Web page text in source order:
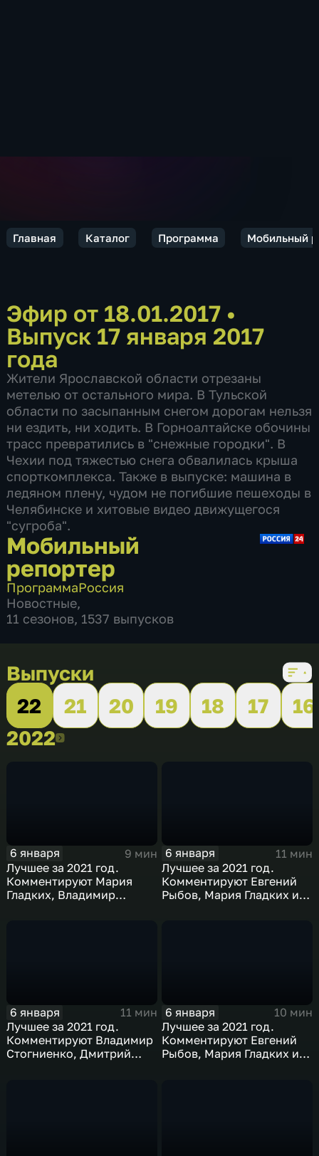
Главная Каталог Программа Мобильный
Эфир от 18.01.2017 •
Выпуск 17 января 2017
года
Жители Ярославской области отрезаны
метелью от остального мира. В Тульской
области по засыпанным снегом дорогам нельзя
ни ездить, ни ходить. В Горноалтайске обочины
трасс превратились в "снежные городки". В
Чехии под тяжестью снега обвалилась крыша
спорткомплекса. Также в выпуске: машина в
ледяном плену, чудом не погибшие пешеходы в
Челябинске и хитовые видео движущегося
"сугроба".
Мобильный
репортер
ПрограммаРоссия
Новостные,
11 сезонов, 1537 выпусков
Выпуски
22
21 20 19 18 17
16
20222022
6 января
9 мин
Лучшее за 2021 год.
Комментируют Мария
Гладких, Владимир
6 января
11 мин
Лучшее за 2021 год.
Комментируют Евгений
Рыбов, Мария Гладких и
6 января
11 мин
Лучшее за 2021 год.
Комментируют Владимир
Стогниенко, Дмитрий
6 января
10 мин
Лучшее за 2021 год.
Комментируют Евгений
Рыбов, Мария Гладких и